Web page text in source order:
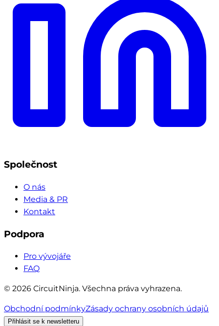
Společnost
O nás
Media & PR
Kontakt
Podpora
Pro vývojáře
FAQ
© 2026 CircuitNinja. Všechna práva vyhrazena.
Obchodní podmínkyZásady ochrany osobních údajů
Přihlásit se k newsletteru